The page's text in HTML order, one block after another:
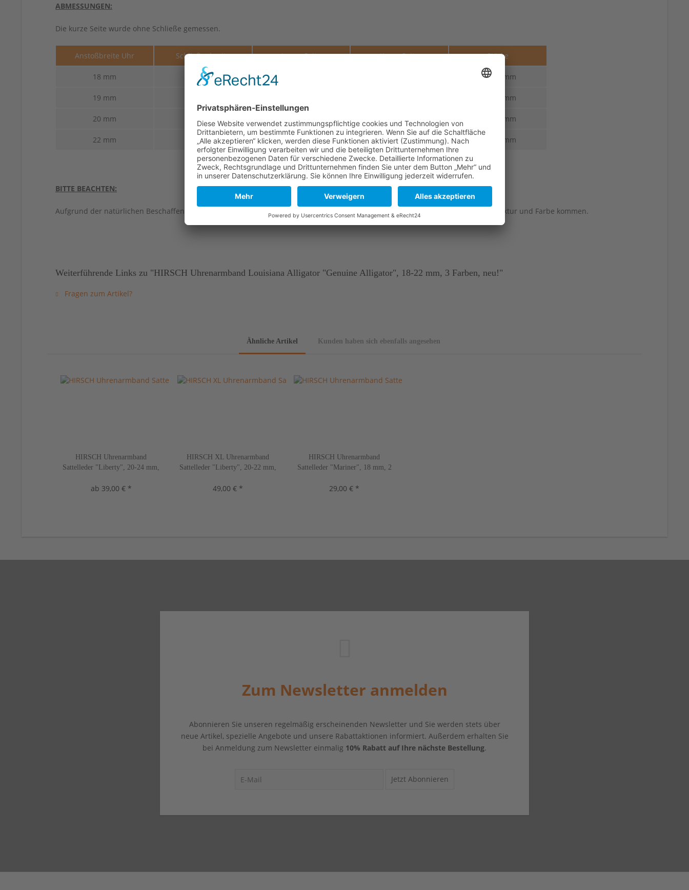
ABMESSUNGEN:
Die kurze Seite wurde ohne Schließe gemessen.
Anstoßbreite Uhr Schließenbreite Lange Seite Kurze Seite Stärke
18 mm 16 mm 4,3-2,5 mm
19 mm 4,3-2,9 mm
20 mm 18 mm 120 mm 80 mm 4,5-3,0 mm
22 mm 20 mm 120 mm 80 mm 4,9-3,3 mm
BITTE BEACHTEN:
Aufgrund der natürlichen Beschaffenheit von Leder und des Gerbprozesses kann es zu kleinen Unterschieden in Oberflächenstruktur und Farbe kommen.
Weiterführende Links zu "HIRSCH Uhrenarmband Louisiana Alligator "Genuine Alligator", 18-22 mm, 3 Farben, neu!"
Fragen zum Artikel?
Ähnliche Artikel Kunden haben sich ebenfalls angesehen
HIRSCH Uhrenarmband
Sattelleder "Liberty", 20-24 mm,
ab 39,00 € *
HIRSCH XL Uhrenarmband
Sattelleder "Liberty", 20-22 mm,
49,00 € *
HIRSCH Uhrenarmband
Sattelleder "Mariner", 18 mm, 2
29,00 € *
Zum Newsletter anmelden
Abonnieren Sie unseren regelmäßig erscheinenden Newsletter und Sie werden stets über
neue Artikel, spezielle Angebote und unsere Rabattaktionen informiert. Außerdem erhalten Sie
bei Anmeldung zum Newsletter einmalig 10% Rabatt auf Ihre nächste Bestellung.
Jetzt Abonnieren